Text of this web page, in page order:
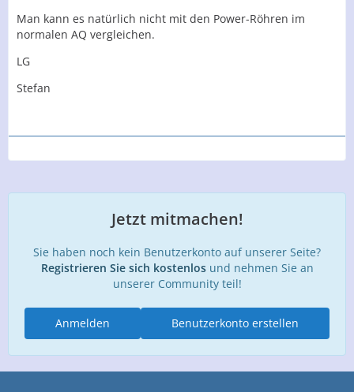
Man kann es natürlich nicht mit den Power-Röhren im
normalen AQ vergleichen.
LG
Stefan
Jetzt mitmachen!
Sie haben noch kein Benutzerkonto auf unserer Seite?
Registrieren Sie sich kostenlosund nehmen Sie an
unserer Community teil!
Benutzerkonto erstellen
Anmelden